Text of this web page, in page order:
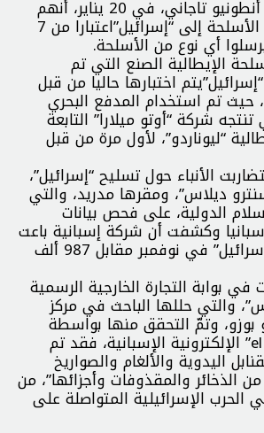
الخارجية الإيطالي أنطونيو تاجاني، في 20 يناير، أنهم
قرروا وقف إرسال الأسلحة إلى “إسرائيل”اعتبارا من 7
أي نوع من الأسلحة.
الإيطالية الصنع التي تم
اختبارها حاليا من قبل
حيث تم استخدام المدفع البحري
الذي تنتجه شركة “أوتو ميلارا” التابعة
“ليوناردو”، لأول مرة من قبل
الأنباء حول تسليح “إسرائيل”،
ديلاس”، ومقرها مدريد، والتي
الدولية، على فحص بيانات
وكشفت أن شركة إسبانية باعت
ذخيرة عسكرية لـ”إسرائيل” في نوفمبر مقابل 987 ألف
في بوابة التجارة الخارجية الرسمية
والتي حللها الباحث في مركز
بوزو، وتمّ التحقق منها بواسطة
صحيفة “elDiario.es” الإلكترونية الإسبانية، فقد تم
اليدوية والألغام والصواريخ
الذخائر والمقذوفات وأجزائها”، من
الإسرائيلية المتواصلة على